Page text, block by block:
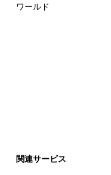
ワールド
関連サービス